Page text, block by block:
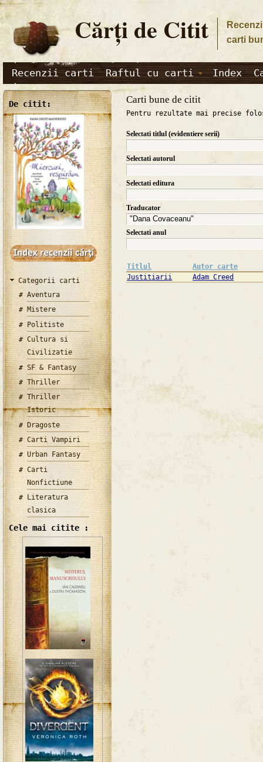
Cărţi de Citit
carti
Recenzii carti Raftul cu carti Index
De citit:
Categorii carti
Aventura
Mistere
Politiste
Cultura si
Civilizatie
SF & Fantasy
Thriller
Thriller
Istoric
Dragoste
Carti Vampiri
Urban Fantasy
Carti
Nonfictiune
Literatura
clasica
Cele mai citite :
Carti bune de citit
Pentru rezultate mai precise
Selectati titlul (evidentiere serii)
Selectati autorul
Selectati editura
Traducator
Selectati anul
Titlul
Autor carte
Justitiarii
Adam Creed